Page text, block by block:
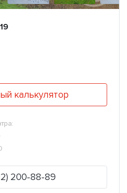
калькулятор
200-88-89